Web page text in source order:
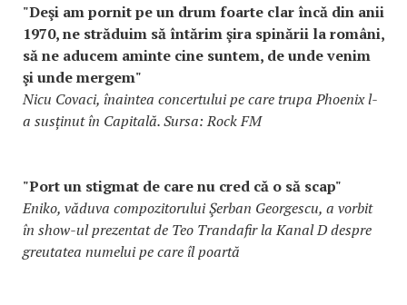
"Deşi am pornit pe un drum foarte clar încă din anii
1970, ne străduim să întărim şira spinării la români,
să ne aducem aminte cine suntem, de unde venim
şi unde mergem"
Nicu Covaci, înaintea concertului pe care trupa Phoenix l-
a susținut în Capitală. Sursa: Rock FM
"Port un stigmat de care nu cred că o să scap"
Eniko, văduva compozitorului Şerban Georgescu, a vorbit
în show-ul prezentat de Teo Trandafir la Kanal D despre
greutatea numelui pe care îl poartă